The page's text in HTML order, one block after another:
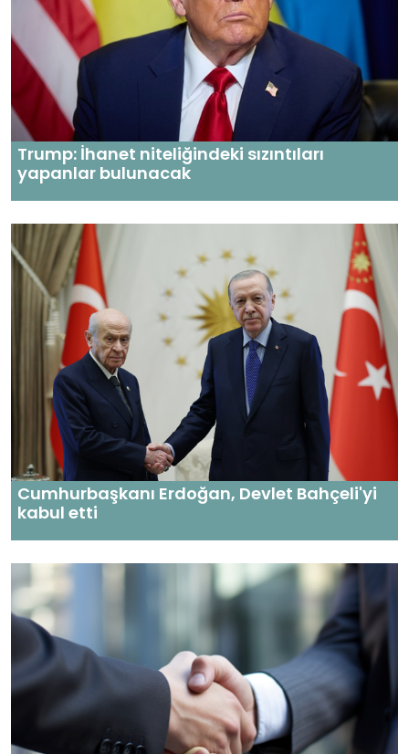
Trump: İhanet niteliğindeki sızıntıları
yapanlar bulunacak
Cumhurbaşkanı Erdoğan, Devlet Bahçeli'yi
kabul etti